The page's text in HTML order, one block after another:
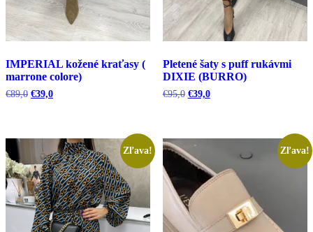
IMPERIAL kožené kraťasy (
marrone colore)
€89,0 Pôvodná
€39,0Aktuálna
Pletené šaty s puff rukávmi
DIXIE (BURRO)
€95,0 Pôvodná
€39,0Aktuálna
Zľava! Zľava!